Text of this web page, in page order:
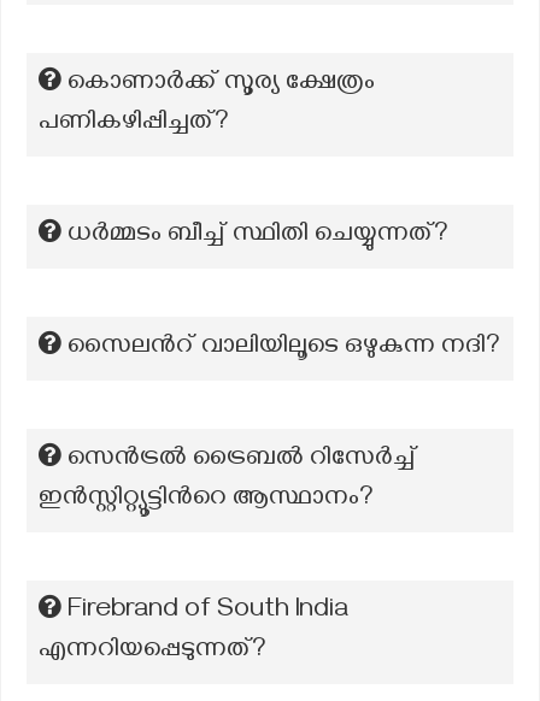
കൊണാർക്ക് സൂര്യ ക്ഷേത്രം
പണികഴിപ്പിച്ചത്?
ധര്‍മ്മടം ബീച്ച് സ്ഥിതി ചെയ്യുന്നത്?
സൈലന്‍റ് വാലിയിലൂടെ ഒഴുകുന്ന നദി?
സെൻട്രൽ ട്രൈബൽ റിസേർച്ച്
ഇൻസ്റ്റിറ്റ്യൂട്ടിന്‍റെ ആസ്ഥാനം?
Firebrand of South India
എന്നറിയപ്പെടുന്നത്?